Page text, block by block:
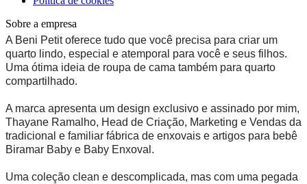
Sobre a empresa
A Beni Petit oferece tudo que você precisa para criar um
quarto lindo, especial e atemporal para você e seus filhos.
Uma ótima ideia de roupa de cama também para quarto
compartilhado.
A marca apresenta um design exclusivo e assinado por mim,
Thayane Ramalho, Head de Criação, Marketing e Vendas da
tradicional e familiar fábrica de enxovais e artigos para bebê
Biramar Baby e Baby Enxoval.
Uma coleção clean e descomplicada, mas com uma pegada